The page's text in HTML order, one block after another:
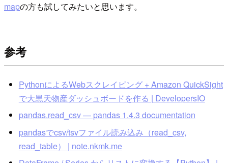
mapの方も試してみたいと思います。
参考
PythonによるWebスクレイピング + Amazon QuickSight
で大黒天物産ダッシュボードを作る | DevelopersIO
pandas.read_csv — pandas 1.4.3 documentation
pandasでcsv/tsvファイル読み込み（read_csv,
read_table） | note.nkmk.me